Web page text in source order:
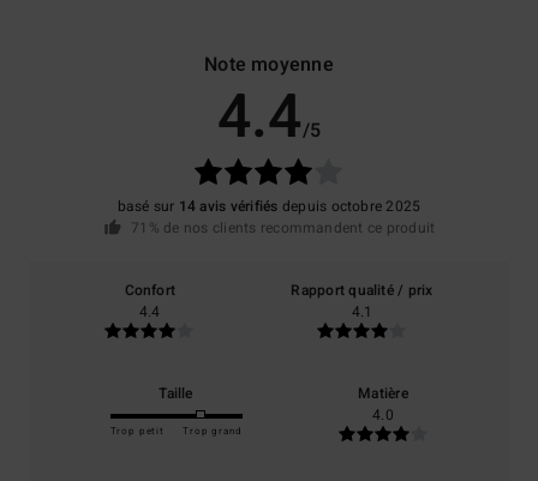
Note moyenne
4.4/5
basé sur 14 avis vérifiés depuis octobre 2025
71% de nos clients recommandent ce produit
Confort
4.4
Rapport qualité / prix
4.1
Taille
Trop petit Trop grand
Matière
4.0